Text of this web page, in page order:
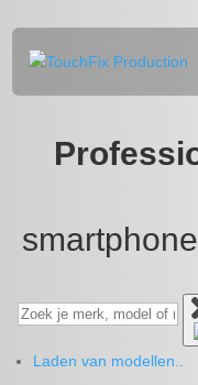
Laden van modellen..